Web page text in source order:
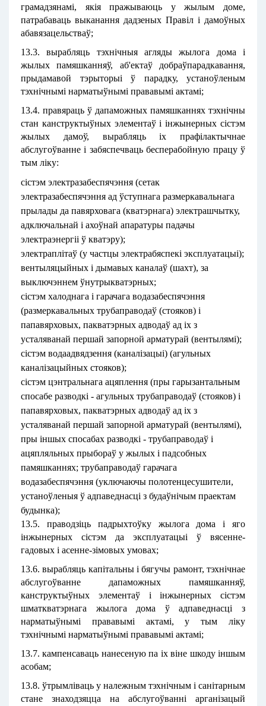
грамадзянамі, якія пражываюць у жылым доме,
патрабаваць выканання дадзеных Правіл і дамоўных
абавязацельстваў;
13.3. вырабляць тэхнічныя агляды жылога дома і
жылых памяшканняў, аб'ектаў добраўпарадкавання,
прыдамавой тэрыторыі ў парадку, устаноўленым
тэхнічнымі нарматыўнымі прававымі актамі;
13.4. правяраць ў дапаможных памяшканнях тэхнічны
стан канструктыўных элементаў і інжынерных сістэм
жылых дамоў, вырабляць іх прафілактычнае
абслугоўванне і забяспечваць бесперабойную працу ў
тым ліку:
сістэм электразабеспячэння (сетак
электразабеспячэння ад ўступнага размеркавальнага
прылады да павярховага (кватэрнага) электрашчытку,
адключальнай і ахоўнай апаратуры падачы
электраэнергіі ў кватэру);
электраплітаў (у частцы электрабяспекі эксплуатацыі);
вентыляцыйных і дымавых каналаў (шахт), за
выключэннем ўнутрыкватэрных;
сістэм халоднага і гарачага водазабеспячэння
(размеркавальных трубаправодаў (стояков) і
папавярховых, пакватэрных адводаў ад іх з
усталяванай першай запорной арматурай (вентылямі);
сістэм водаадвядзення (каналізацыі) (агульных
каналізацыйных стояков);
сістэм цэнтральнага ацяплення (пры гарызантальным
спосабе разводкі - агульных трубаправодаў (стояков) і
папавярховых, пакватэрных адводаў ад іх з
усталяванай першай запорной арматурай (вентылямі),
пры іншых спосабах разводкі - трубаправодаў і
ацяпляльных прыбораў у жылых і падсобных
памяшканнях; трубаправодаў гарачага
водазабеспячэння (уключаючы полотенцесушители,
устаноўленыя ў адпаведнасцi з будаўнічым праектам
будынка);
13.5. праводзіць падрыхтоўку жылога дома і яго
інжынерных сістэм да эксплуатацыі ў вясенне-
гадовых і асенне-зімовых умовах;
13.6. вырабляць капітальны і бягучы рамонт, тэхнічнае
абслугоўванне дапаможных памяшканняў,
канструктыўных элементаў і інжынерных сістэм
шматкватэрнага жылога дома ў адпаведнасці з
нарматыўнымі прававымі актамі, у тым ліку
тэхнічнымі нарматыўнымі прававымі актамі;
13.7. кампенсаваць нанесеную па іх віне шкоду іншым
асобам;
13.8. ўтрымліваць у належным тэхнічным і санітарным
стане знаходзяцца на абслугоўванні арганізацый